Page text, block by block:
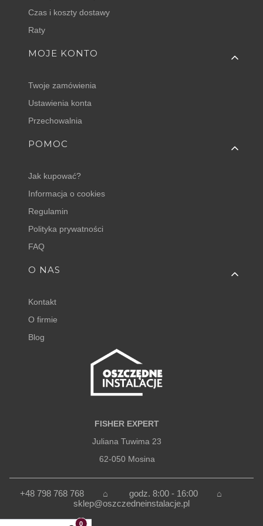
Czas i koszty dostawy
Raty
MOJE KONTO
Twoje zamówienia
Ustawienia konta
Przechowalnia
POMOC
Jak kupować?
Informacja o cookies
Regulamin
Polityka prywatności
FAQ
O NAS
Kontakt
O firmie
Blog
FISHER EXPERT
Juliana Tuwima 23
62-050 Mosina
+48 798 768 768 ⌂ godz. 8:00 - 16:00 ⌂
sklep@oszczedneinstalacje.pl